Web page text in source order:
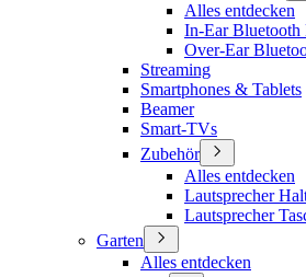
Alles entdecken
In-Ear
Over-Ear
Streaming
Smartphones & Tablets
Beamer
Smart-TVs
Zubehör
Alles entdecken
Lautsprecher
Lautsprecher
Garten
Alles entdecken